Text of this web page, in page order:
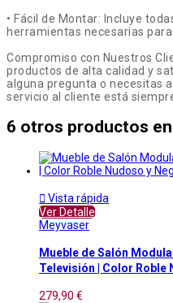
• Fácil de Montar: Incluye
herramientas necesarias
Compromiso con Nuestros
productos de alta calidad y
alguna pregunta o necesitas
servicio al cliente está
6 otros productos
 Vista rápida
Ver Detalle
Meyvaser
Mueble de Salón
Televisión | Color Roble
279,90 €